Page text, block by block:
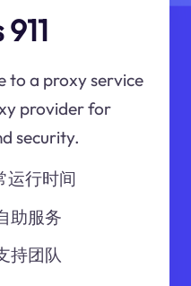
to a proxy service
provider for
security.
运行时间
助服务
持团队